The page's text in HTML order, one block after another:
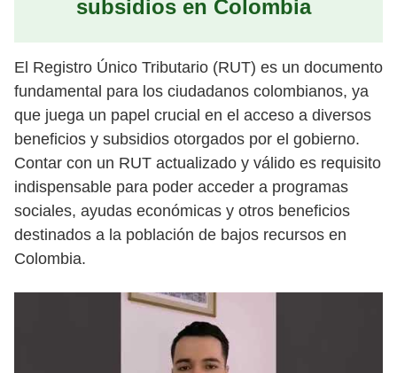
subsidios en Colombia
El Registro Único Tributario (RUT) es un documento
fundamental para los ciudadanos colombianos, ya
que juega un papel crucial en el acceso a diversos
beneficios y subsidios otorgados por el gobierno.
Contar con un RUT actualizado y válido es requisito
indispensable para poder acceder a programas
sociales, ayudas económicas y otros beneficios
destinados a la población de bajos recursos en
Colombia.